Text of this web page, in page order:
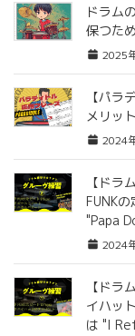
ドラム
保つた
2025
【パラ
メリッ
2024
【ドラ
FUNK
"Papa
2024
【ドラ
イハッ
は "I